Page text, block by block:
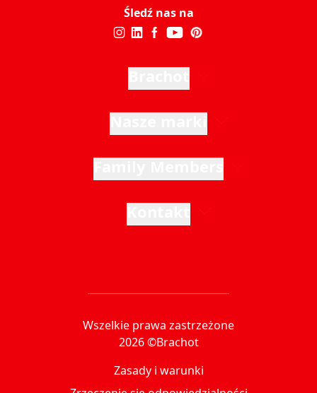
Śledź nas na
Wszelkie prawa zastrzeżone
2026 ©Brachot
Zasady i warunki